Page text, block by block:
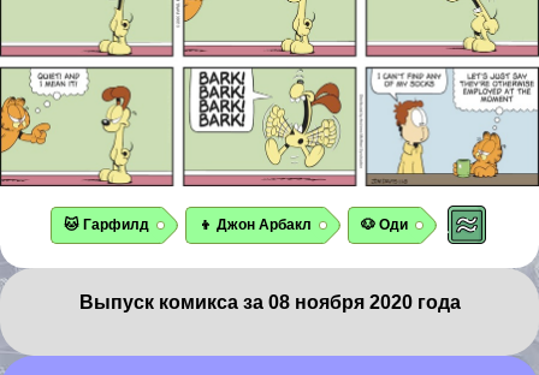
🐱 Гарфилд 👦 Джон Арбакл 🐶 Оди
Выпуск комикса за 08 ноября 2020 года